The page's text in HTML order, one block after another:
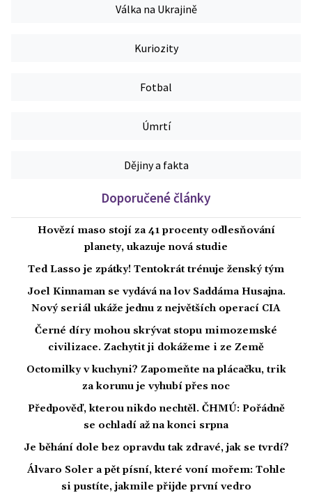
Válka na Ukrajině
Kuriozity
Fotbal
Úmrtí
Dějiny a fakta
Doporučené články
Hovězí maso stojí za 41 procenty odlesňování
planety, ukazuje nová studie
Ted Lasso je zpátky! Tentokrát trénuje ženský tým
Joel Kinnaman se vydává na lov Saddáma Husajna.
Nový seriál ukáže jednu z největších operací CIA
Černé díry mohou skrývat stopu mimozemské
civilizace. Zachytit ji dokážeme i ze Země
Octomilky v kuchyni? Zapomeňte na plácačku, trik
za korunu je vyhubí přes noc
Předpověď, kterou nikdo nechtěl. ČHMÚ: Pořádně
se ochladí až na konci srpna
Je běhání dole bez opravdu tak zdravé, jak se tvrdí?
Álvaro Soler a pět písní, které voní mořem: Tohle
si pustíte, jakmile přijde první vedro